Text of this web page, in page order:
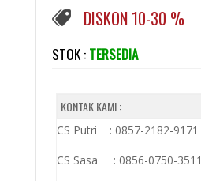
DISKON 10-30 %
STOK : TERSEDIA
KONTAK KAMI :
CS Putri : 0857-2182-9171
CS Sasa : 0856-0750-3511